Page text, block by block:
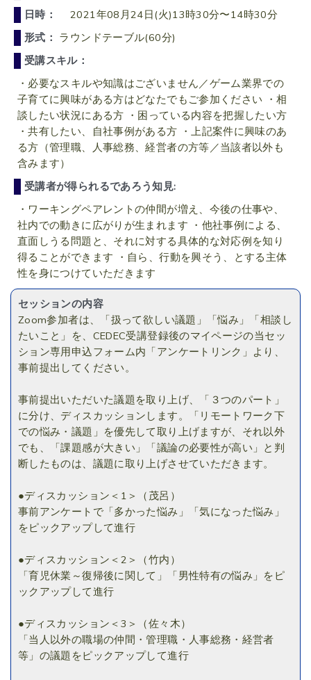
日時：
2021年08月24日(火)13時30分〜14時30分
形式： ラウンドテーブル(60分)
受講スキル：
・必要なスキルや知識はございません／ゲーム業界での
子育てに興味がある方はどなたでもご参加ください ・相
談したい状況にある方 ・困っている内容を把握したい方
・共有したい、自社事例がある方 ・上記案件に興味のあ
る方（管理職、人事総務、経営者の方等／当該者以外も
含みます）
受講者が得られるであろう知見:
・ワーキングペアレントの仲間が増え、今後の仕事や、
社内での動きに広がりが生まれます ・他社事例による、
直面しうる問題と、それに対する具体的な対応例を知り
得ることができます ・自ら、行動を興そう、とする主体
性を身につけていただきます
セッションの内容
Zoom参加者は、「扱って欲しい議題」「悩み」「相談し
たいこと」を、CEDEC受講登録後のマイページの当セッ
ション専用申込フォーム内「アンケートリンク」より、
事前提出してください。
事前提出いただいた議題を取り上げ、「３つのパート」
に分け、ディスカッションします。「リモートワーク下
での悩み・議題」を優先して取り上げますが、それ以外
でも、「課題感が大きい」「議論の必要性が高い」と判
断したものは、議題に取り上げさせていただきます。
●ディスカッション＜1＞（茂呂）
事前アンケートで「多かった悩み」「気になった悩み」
をピックアップして進行
●ディスカッション＜2＞（竹内）
「育児休業～復帰後に関して」「男性特有の悩み」をピ
ックアップして進行
●ディスカッション＜3＞（佐々木）
「当人以外の職場の仲間・管理職・人事総務・経営者
等」の議題をピックアップして進行